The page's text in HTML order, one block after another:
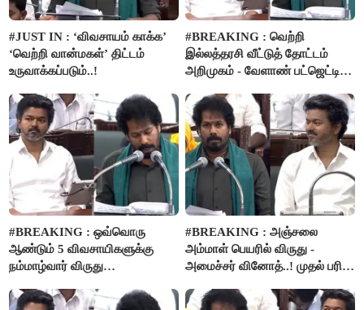
#JUST IN : ‘விவசாயம் காக்க’
‘வெற்றி வான்மகள்’ திட்டம்
உருவாக்கப்படும்..!
#BREAKING : வெற்றி
இல்லத்தரசி வீட்டுத் தோட்டம்
அறிமுகம் - வேளாண் பட்ஜெட்டில்
#BREAKING : ஒவ்வொரு
ஆண்டும் 5 விவசாயிகளுக்கு
நம்மாழ்வார் விருது
#BREAKING : அஞ்சலை
அம்மாள் பெயரில் விருது -
அமைச்சர் வினோத்..! முதல் பரிசு